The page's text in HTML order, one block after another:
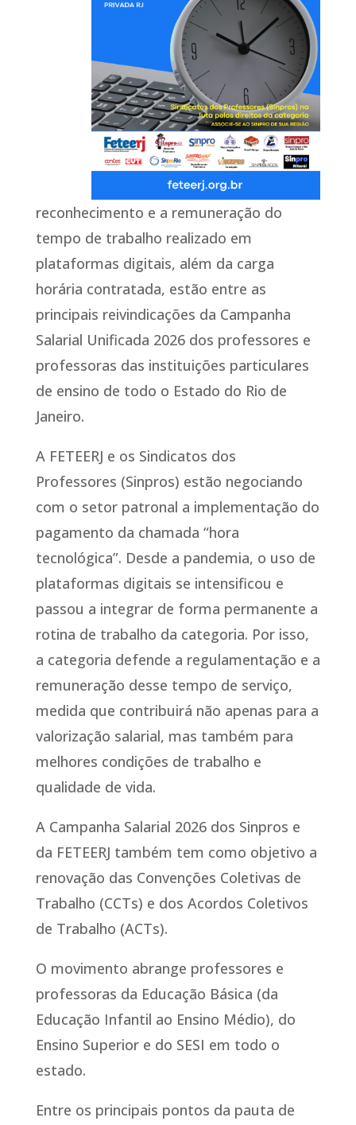
reconhecimento e a remuneração do
tempo de trabalho realizado em
plataformas digitais, além da carga
horária contratada, estão entre as
principais reivindicações da Campanha
Salarial Unificada 2026 dos professores e
professoras das instituições particulares
de ensino de todo o Estado do Rio de
Janeiro.
A FETEERJ e os Sindicatos dos
Professores (Sinpros) estão negociando
com o setor patronal a implementação do
pagamento da chamada “hora
tecnológica”. Desde a pandemia, o uso de
plataformas digitais se intensificou e
passou a integrar de forma permanente a
rotina de trabalho da categoria. Por isso,
a categoria defende a regulamentação e a
remuneração desse tempo de serviço,
medida que contribuirá não apenas para a
valorização salarial, mas também para
melhores condições de trabalho e
qualidade de vida.
A Campanha Salarial 2026 dos Sinpros e
da FETEERJ também tem como objetivo a
renovação das Convenções Coletivas de
Trabalho (CCTs) e dos Acordos Coletivos
de Trabalho (ACTs).
O movimento abrange professores e
professoras da Educação Básica (da
Educação Infantil ao Ensino Médio), do
Ensino Superior e do SESI em todo o
estado.
Entre os principais pontos da pauta de